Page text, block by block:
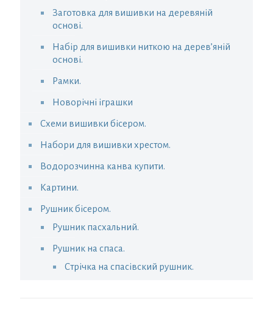
Заготовка для вишивки на деревяній
основі.
Набір для вишивки ниткою на дерев’яній
основі.
Рамки.
Новорічні іграшки
Схеми вишивки бісером.
Набори для вишивки хрестом.
Водорозчинна канва купити.
Картини.
Рушник бісером.
Рушник пасхальний.
Рушник на спаса.
Стрічка на спасівский рушник.